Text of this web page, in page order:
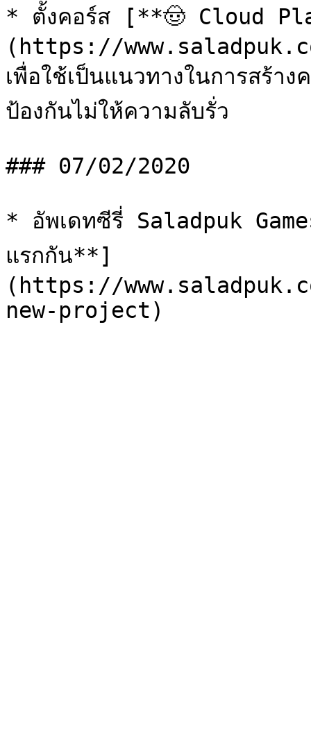
* ตั้งคอร์ส [**🤠 Cloud
(https://
เพื่อใช้เป็นแนวทางในการสร้า
ป้องกันไม่ให้ความลับรั่ว
### 07/02/2020
* อัพเดทซีรี่ Saladpuk
แรกกัน**]
(https://